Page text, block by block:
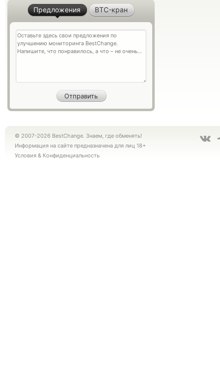
Предложения BTC-кран
© 2007-2026 BestChange. Знаем, где обменять!
Информация на сайте предназначена для лиц 18+
Условия & Конфиденциальность